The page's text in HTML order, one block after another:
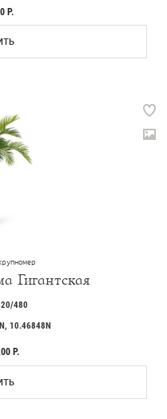
Р.
Гигантская
480
10.46848N
Р.